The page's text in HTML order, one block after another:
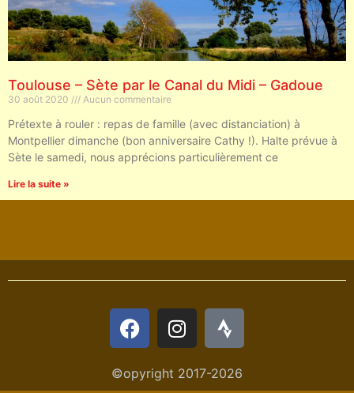
Toulouse – Sète par le Canal du Midi – Gadoue
30 août 2020 Aucun commentaire
Prétexte à rouler : repas de famille (avec distanciation) à
Montpellier dimanche (bon anniversaire Cathy !). Halte prévue à
Sète le samedi, nous apprécions particulièrement ce
Lire la suite »
©opyright 2017-2026